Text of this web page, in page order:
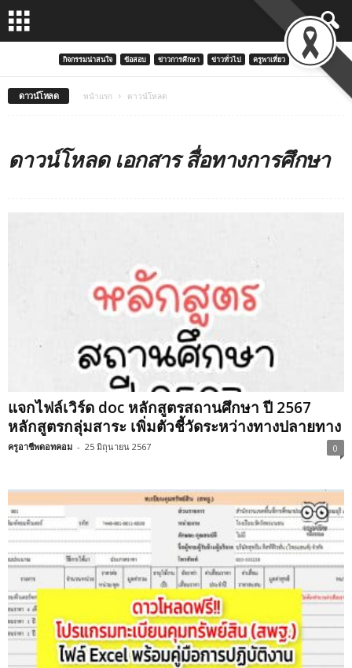
กิจกรรมน่าสนใจ ข้อสอบ ข่าวการศึกษา ข่าวทั่วไป ครูพาเที่ยว
ดาวน์โหลด หน้าแรก ดาวน์โหลด
ดาวน์โหลด เอกสาร สื่อทางการศึกษา
แจกไฟล์เวิร์ด doc หลักสูตรสถานศึกษา ปี 2567
หลักสูตรกลุ่มสาระ เพิ่มตัวชี้วัดระหว่างทางปลายทาง
ครูอาชีพดอทคอม - 25 มิถุนายน 2567 0